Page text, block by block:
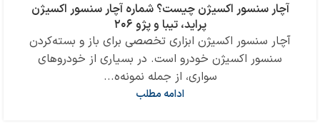
آچار سنسور اکسیژن چیست؟ شماره آچار سنسور اکسیژن
پراید، تیبا و پژو ۲۰۶
آچار سنسور اکسیژن ابزاری تخصصی برای باز و بسته‌کردن
سنسور اکسیژن خودرو است. در بسیاری از خودروهای
سواری، از جمله نمونه‌ه...
ادامه مطلب